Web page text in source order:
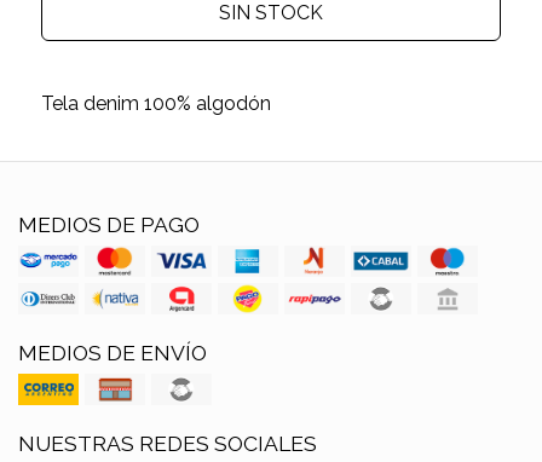
SIN STOCK
Tela denim 100% algodón
MEDIOS DE PAGO
MEDIOS DE ENVÍO
NUESTRAS REDES SOCIALES